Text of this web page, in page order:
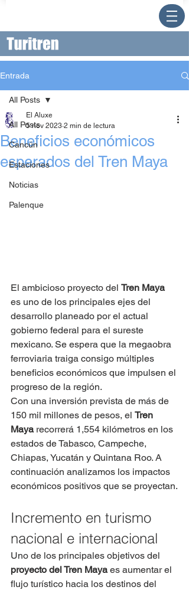
Entrada
All Posts
Cancún
Estaciones
Noticias
Palenque
All Posts
Beneficios económicos
esperados del Tren Maya
El Aluxe
5 nov 2023 2 min de lectura
El ambicioso proyecto del Tren Maya
es uno de los principales ejes del
desarrollo planeado por el actual
gobierno federal para el sureste
mexicano. Se espera que la megaobra
ferroviaria traiga consigo múltiples
beneficios económicos que impulsen el
progreso de la región.
Con una inversión prevista de más de
150 mil millones de pesos, el Tren
Maya recorrerá 1,554 kilómetros en los
estados de Tabasco, Campeche,
Chiapas, Yucatán y Quintana Roo. A
continuación analizamos los impactos
económicos positivos que se proyectan.
Incremento en turismo
nacional e internacional
Uno de los principales objetivos del
proyecto del Tren Maya es aumentar el
flujo turístico hacia los destinos del